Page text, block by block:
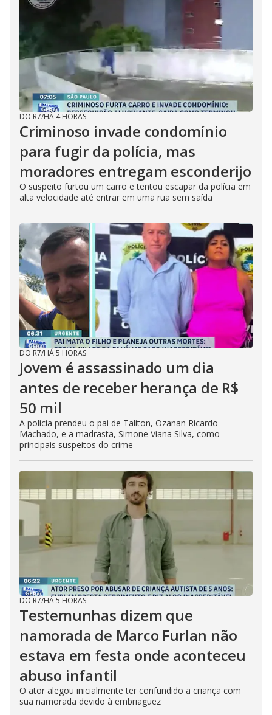
DO R7/HÁ 4 HORAS
Criminoso invade condomínio
para fugir da polícia, mas
moradores entregam esconderijo
O suspeito furtou um carro e tentou escapar da polícia em
alta velocidade até entrar em uma rua sem saída
DO R7/HÁ 5 HORAS
Jovem é assassinado um dia
antes de receber herança de R$
50 mil
A polícia prendeu o pai de Taliton, Ozanan Ricardo
Machado, e a madrasta, Simone Viana Silva, como
principais suspeitos do crime
DO R7/HÁ 5 HORAS
Testemunhas dizem que
namorada de Marco Furlan não
estava em festa onde aconteceu
abuso infantil
O ator alegou inicialmente ter confundido a criança com
sua namorada devido à embriaguez